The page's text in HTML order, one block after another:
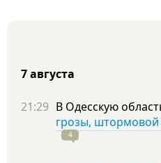
7 августа
21:29 В Одесскую
грозы, штормовой
4